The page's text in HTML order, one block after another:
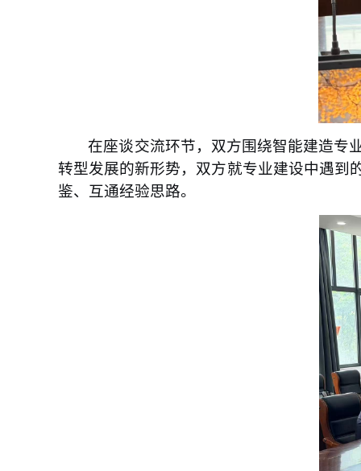
在座谈交流环节，双方围绕智能建造专
转型发展的新形势，双方就专业建设中遇到
鉴、互通经验思路。